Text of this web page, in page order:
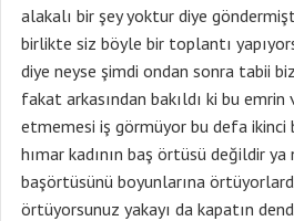
alakalı bir şey yoktur diye
birlikte siz böyle bir toplantı
diye neyse şimdi ondan sonra tabii
fakat arkasından bakıldı ki bu emrin
etmemesi iş görmüyor bu defa ikinci
hımar kadının baş örtüsü değildir
başörtüsünü boyunlarına
örtüyorsunuz yakayı da kapatın